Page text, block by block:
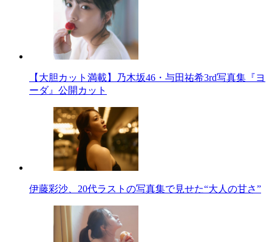
【大胆カット満載】乃木坂46・与田祐希3rd写真集『ヨ
ーダ』公開カット
伊藤彩沙、20代ラストの写真集で見せた“大人の甘さ”